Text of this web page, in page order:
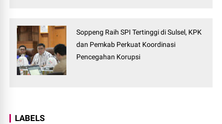
Soppeng Raih SPI Tertinggi di Sulsel, KPK
dan Pemkab Perkuat Koordinasi
Pencegahan Korupsi
LABELS